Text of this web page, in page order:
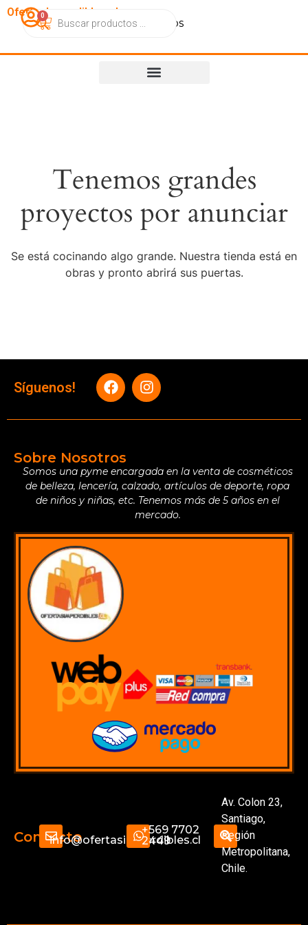
OfertasImperdibles.cl
CatálogoContactoNosotros
0
Tenemos grandes
proyectos por anunciar
Se está cocinando algo grande. Nuestra tienda está en
obras y pronto abrirá sus puertas.
Síguenos!
Sobre Nosotros
Somos una pyme encargada en la venta de cosméticos
de belleza, lencería, calzado, artículos de deporte, ropa
de niños y niñas, etc. Tenemos más de 5 años en el
mercado.
Contactoinfo@ofertasimperdibles.cl
+569 7702
2449
Av. Colon 23,
Santiago,
Región
Metropolitana,
Chile.